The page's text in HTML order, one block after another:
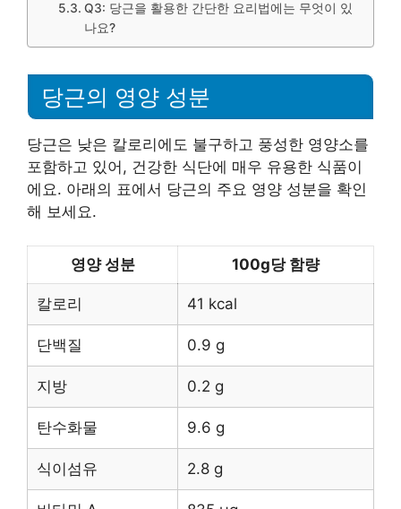
Q3: 당근을 활용한 간단한 요리법에는 무엇이 있
나요?
당근의 영양 성분
당근은 낮은 칼로리에도 불구하고 풍성한 영양소를
포함하고 있어, 건강한 식단에 매우 유용한 식품이
에요. 아래의 표에서 당근의 주요 영양 성분을 확인
해 보세요.
영양 성분 100g당 함량
칼로리 41 kcal
단백질 0.9 g
지방 0.2 g
탄수화물 9.6 g
식이섬유 2.8 g